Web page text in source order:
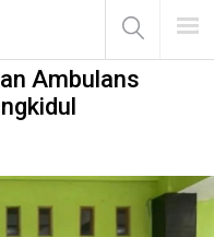
untuk Muslimat NU
Ambulans